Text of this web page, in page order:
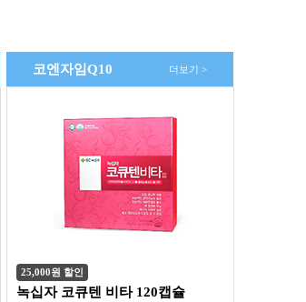
코엔자임Q10 더보기 >
25,000원 할인
녹십자 코큐텐 비타 120캡슐